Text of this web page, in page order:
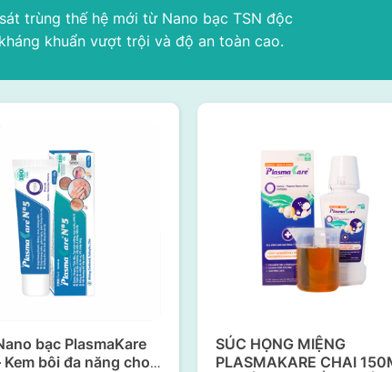
trùng thế hệ mới từ Nano bạc TSN độc
khuẩn vượt trội và độ an toàn cao.
bạc PlasmaKare
Kem bôi đa năng cho
SÚC HỌNG MIỆNG
PLASMAKARE CHAI